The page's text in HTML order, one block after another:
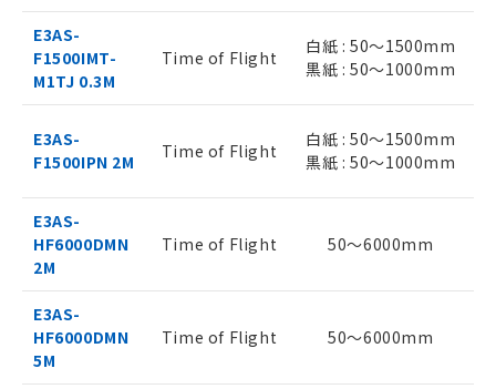
E3AS-
F1500IMT-
M1TJ 0.3M
Time of Flight
白紙 : 50～1500mm
黒紙 : 50～1000mm
E3AS-
F1500IPN 2M
Time of Flight
白紙 : 50～1500mm
黒紙 : 50～1000mm
E3AS-
HF6000DMN
2M
Time of Flight 50～6000mm
E3AS-
HF6000DMN
5M
Time of Flight 50～6000mm